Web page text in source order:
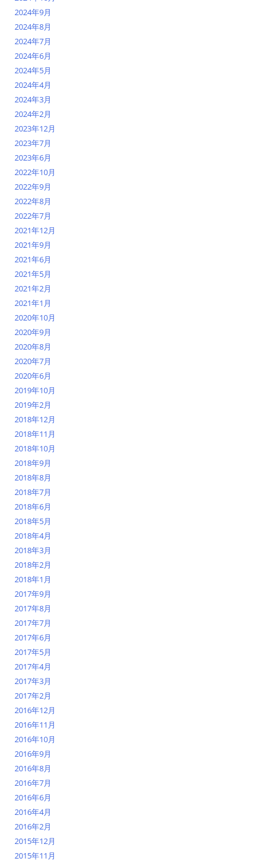
2024年9月
2024年8月
2024年7月
2024年6月
2024年5月
2024年4月
2024年3月
2024年2月
2023年12月
2023年7月
2023年6月
2022年10月
2022年9月
2022年8月
2022年7月
2021年12月
2021年9月
2021年6月
2021年5月
2021年2月
2021年1月
2020年10月
2020年9月
2020年8月
2020年7月
2020年6月
2019年10月
2019年2月
2018年12月
2018年11月
2018年10月
2018年9月
2018年8月
2018年7月
2018年6月
2018年5月
2018年4月
2018年3月
2018年2月
2018年1月
2017年9月
2017年8月
2017年7月
2017年6月
2017年5月
2017年4月
2017年3月
2017年2月
2016年12月
2016年11月
2016年10月
2016年9月
2016年8月
2016年7月
2016年6月
2016年4月
2016年2月
2015年12月
2015年11月